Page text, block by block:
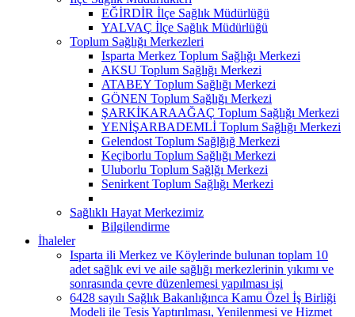
EĞİRDİR İlçe Sağlık Müdürlüğü
YALVAÇ İlçe Sağlık Müdürlüğü
Toplum Sağlığı Merkezleri
Isparta Merkez Toplum Sağlığı Merkezi
AKSU Toplum Sağlığı Merkezi
ATABEY Toplum Sağlığı Merkezi
GÖNEN Toplum Sağlığı Merkezi
ŞARKİKARAAĞAÇ Toplum Sağlığı Merkezi
YENİŞARBADEMLİ Toplum Sağlığı Merkezi
Gelendost Toplum Sağlğığ Merkezi
Keçiborlu Toplum Sağlığı Merkezi
Uluborlu Toplum Sağlğı Merkezi
Senirkent Toplum Sağlığı Merkezi
Sağlıklı Hayat Merkezimiz
Bilgilendirme
İhaleler
Isparta ili Merkez ve Köylerinde bulunan toplam 10
adet sağlık evi ve aile sağlığı merkezlerinin yıkımı ve
sonrasında çevre düzenlemesi yapılması işi
6428 sayılı Sağlık Bakanlığınca Kamu Özel İş Birliği
Modeli ile Tesis Yaptırılması, Yenilenmesi ve Hizmet